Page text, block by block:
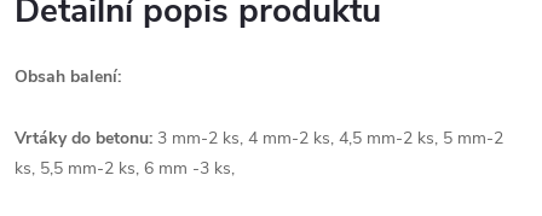
Detailní popis produktu
Obsah balení:
Vrtáky do betonu: 3 mm-2 ks, 4 mm-2 ks, 4,5 mm-2 ks, 5 mm-2
ks, 5,5 mm-2 ks, 6 mm -3 ks,